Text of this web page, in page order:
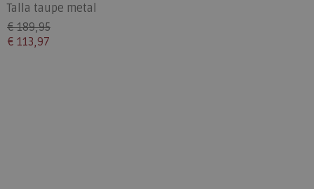
Talla taupe metal
€ 189,95
€ 113,97